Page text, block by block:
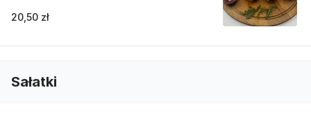
20,50 zł
Sałatki